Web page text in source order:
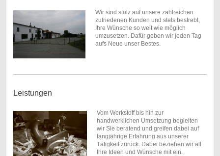
Wir sind stolz auf unsere zahlreichen
zufriedenen Kunden und stets bestrebt,
Ihre Wünsche so weit wie möglich
umzusetzen. Dafür geben wir jeden Tag
aufs Neue unser Bestes.
Leistungen
Vom Werkstoff bis hin zur
handwerklichen Umsetzung begleiten
wir Sie beratend und greifen dabei auf
langjährige Erfahrung aus unserer
Tätigkeit zurück. Dabei beziehen wir all
Ihre Ideen und Wünsche mit ein.